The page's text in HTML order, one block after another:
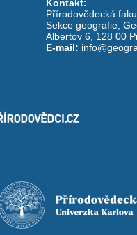
Kontakt:
Přírodovědecká
Sekce geografie,
Albertov 6, 128 00
E-mail: